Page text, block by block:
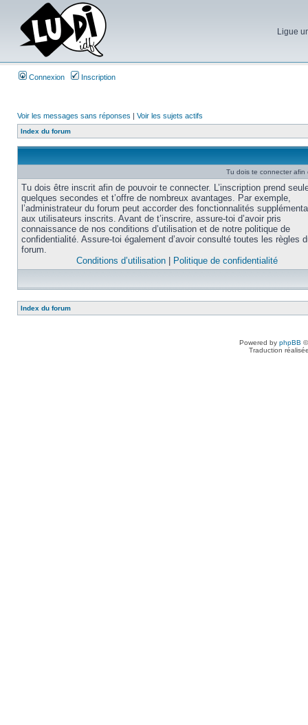
Ligue
Connexion Inscription
Voir les messages sans réponses | Voir les sujets actifs
Index du forum
Tu dois te connecter afin
Tu dois être inscrit afin de pouvoir te connecter. L’inscription prend
quelques secondes et t’offre de nombreux avantages. Par exemple,
l’administrateur du forum peut accorder des fonctionnalités
aux utilisateurs inscrits. Avant de t’inscrire, assure-toi d’avoir pris
connaissance de nos conditions d’utilisation et de notre politique de
confidentialité. Assure-toi également d’avoir consulté toutes les règles
forum.
Conditions d’utilisation
Politique de confidentialité
Index du forum
Powered by phpBB
Traduction